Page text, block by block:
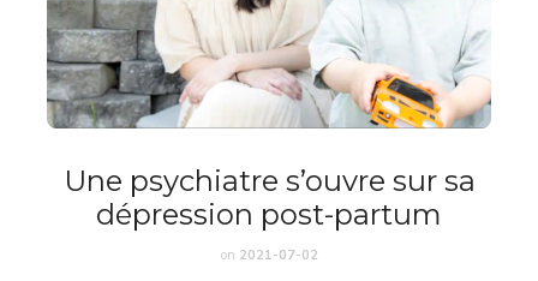
Une psychiatre s’ouvre sur sa
dépression post-partum
on 2021-07-02